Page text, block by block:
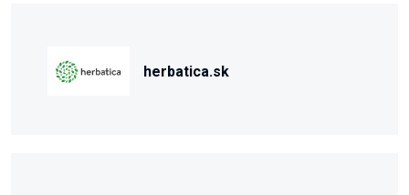
herbatica.sk